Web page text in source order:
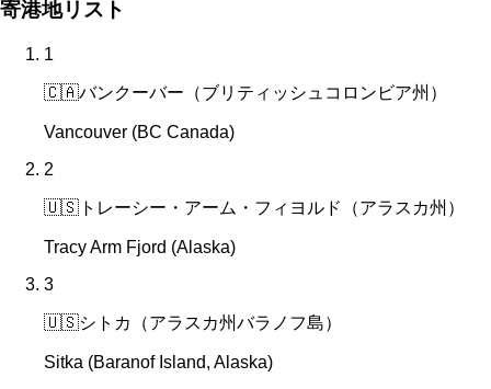
寄港地リスト
1
🇨🇦バンクーバー（ブリティッシュコロンビア州）
Vancouver (BC Canada)
2
🇺🇸 トレーシー・アーム・フィヨルド（アラスカ州）
Tracy Arm Fjord (Alaska)
3
🇺🇸シトカ（アラスカ州バラノフ島）
Sitka (Baranof Island, Alaska)